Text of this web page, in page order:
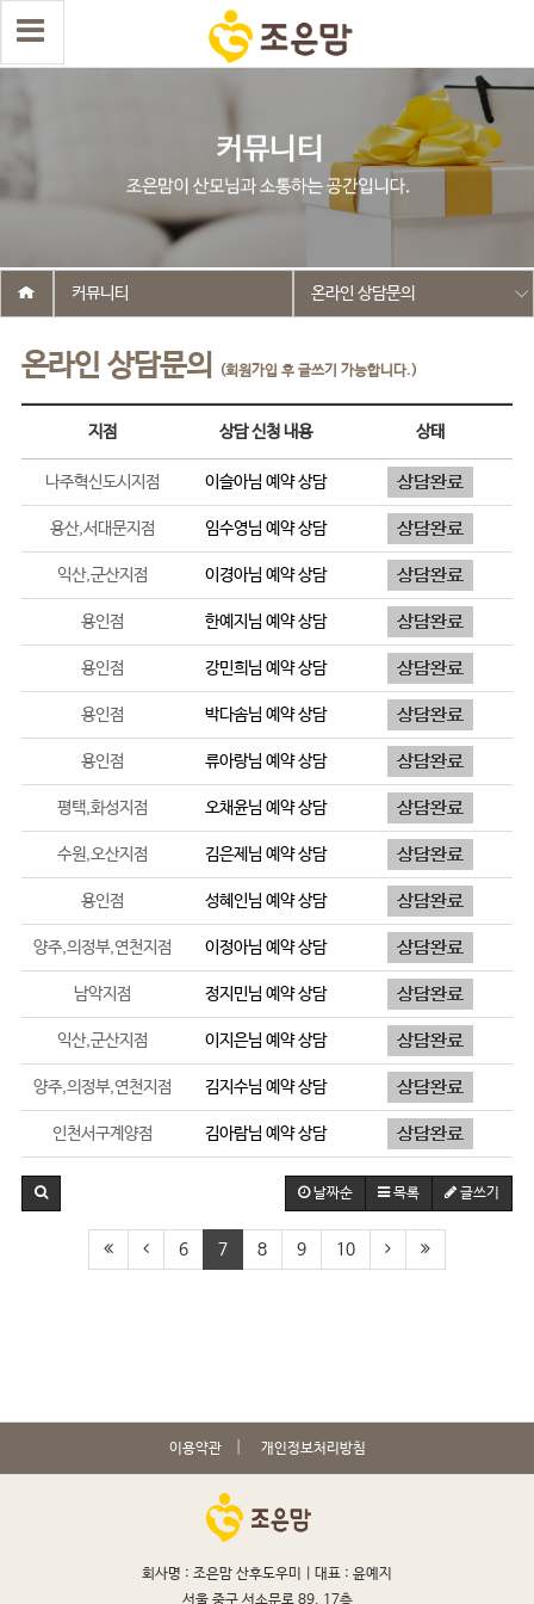
온라인 상담문의 (회원가입 후 글쓰기 가능합니다.)
커뮤니티 온라인 상담문의
지점 상담 신청 내용 상태
나주혁신도시지점 이슬아님 예약 상담
용산,서대문지점 임수영님 예약 상담
익산,군산지점 이경아님 예약 상담
용인점 한예지 님 예약 상담
용인점 강민희님 예약 상담
용인점 박다솜님 예약 상담
용인점 류아랑님 예약 상담
평택,화성지점 오채윤님 예약 상담
수원,오산지점 김은제 님 예약 상담
용인점 성혜인님 예약 상담
양주,의정부,연천지점 이정아님 예약 상담
남악지점 정지민님 예약 상담
익산,군산지점 이지은님 예약 상담
양주,의정부,연천지점 김지수님 예약 상담
인천서구계양점 김아람님 예약 상담
날짜순 목록 글쓰기
6 7 8 9 10
이용약관 개인정보처리방침
회사명 : 조은맘 산후도우미 | 대표 : 윤예지
서울 중구 서소문로 89, 17층